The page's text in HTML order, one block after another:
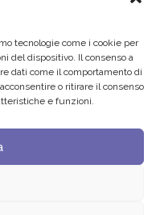
tecnologie come i cookie per
del dispositivo. Il consenso a
dati come il comportamento di
o ritirare il consenso
e funzioni.
la nuova capitale
Contro i nuovi
condivisa»
Higher Education